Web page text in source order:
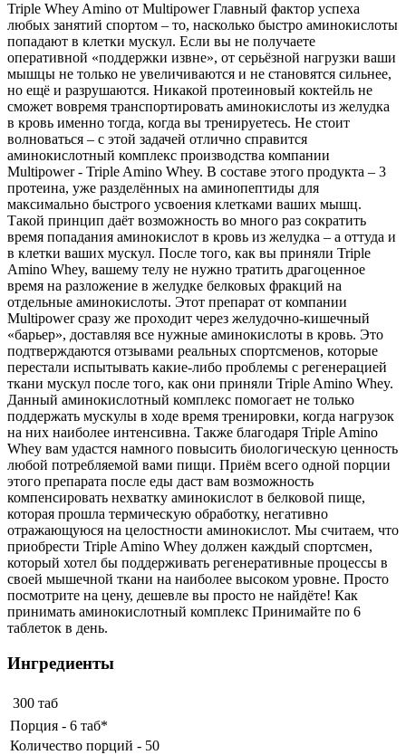
Triple Whey Amino от Multipower Главный фактор успеха
любых занятий спортом – то, насколько быстро аминокислоты
попадают в клетки мускул. Если вы не получаете
оперативной «поддержки извне», от серьёзной нагрузки ваши
мышцы не только не увеличиваются и не становятся сильнее,
но ещё и разрушаются. Никакой протеиновый коктейль не
сможет вовремя транспортировать аминокислоты из желудка
в кровь именно тогда, когда вы тренируетесь. Не стоит
волноваться – с этой задачей отлично справится
аминокислотный комплекс производства компании
Multipower - Triple Amino Whey. В составе этого продукта – 3
протеина, уже разделённых на аминопептиды для
максимально быстрого усвоения клетками ваших мышц.
Такой принцип даёт возможность во много раз сократить
время попадания аминокислот в кровь из желудка – а оттуда и
в клетки ваших мускул. После того, как вы приняли Triple
Amino Whey, вашему телу не нужно тратить драгоценное
время на разложение в желудке белковых фракций на
отдельные аминокислоты. Этот препарат от компании
Multipower сразу же проходит через желудочно-кишечный
«барьер», доставляя все нужные аминокислоты в кровь. Это
подтверждаются отзывами реальных спортсменов, которые
перестали испытывать какие-либо проблемы с регенерацией
ткани мускул после того, как они приняли Triple Amino Whey.
Данный аминокислотный комплекс помогает не только
поддержать мускулы в ходе время тренировки, когда нагрузок
на них наиболее интенсивна. Также благодаря Triple Amino
Whey вам удастся намного повысить биологическую ценность
любой потребляемой вами пищи. Приём всего одной порции
этого препарата после еды даст вам возможность
компенсировать нехватку аминокислот в белковой пище,
которая прошла термическую обработку, негативно
отражающуюся на целостности аминокислот. Мы считаем, что
приобрести Triple Amino Whey должен каждый спортсмен,
который хотел бы поддерживать регенеративные процессы в
своей мышечной ткани на наиболее высоком уровне. Просто
посмотрите на цену, дешевле вы просто не найдёте! Как
принимать аминокислотный комплекс Принимайте по 6
таблеток в день.
Ингредиенты
300 таб
Порция - 6 таб*
Количество порций - 50